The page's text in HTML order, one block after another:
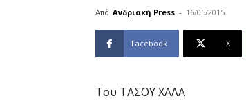
Από Ανδριακή Press - 16/05/2015
Facebook X
Του ΤΑΣΟΥ ΧΑΛΑ